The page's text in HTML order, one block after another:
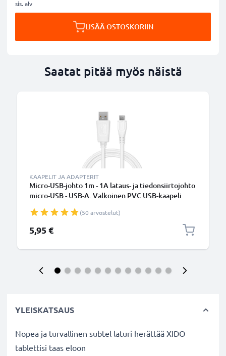
sis. alv
LISÄÄ OSTOSKORIIN
Saatat pitää myös näistä
KAAPELIT JA ADAPTERIT
Micro-USB-johto 1m - 1A lataus- ja tiedonsiirtojohto
micro-USB - USB-A. Valkoinen PVC USB-kaapeli
(50 arvostelut)
5,95 €
YLEISKATSAUS
Nopea ja turvallinen subtel laturi herättää XIDO
tablettisi taas eloon